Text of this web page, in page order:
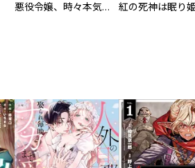
悪役令嬢、時々本気、のち聖女。（コミック）【電子版特典付】